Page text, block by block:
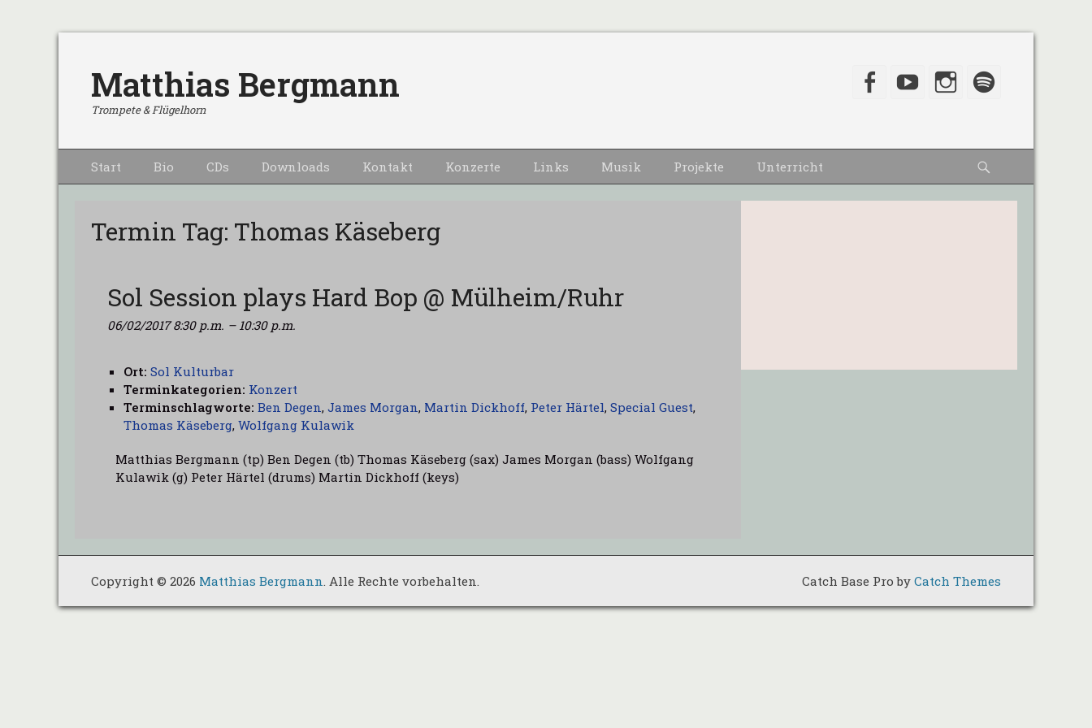
Matthias Bergmann
Trompete & Flügelhorn
Facebook
YouTubeInstagram
Primärmenu
zum
Start Bio CDs Downloads Kontakt Konzerte Links Musik Projekte Unterricht
Termin Tag: Thomas Käseberg
Sol Session plays Hard Bop @ Mülheim/Ruhr
06/02/2017 8:30 p.m. – 10:30 p.m.
Ort: Sol Kulturbar
Terminkategorien: Konzert
Terminschlagworte: Ben Degen, James Morgan, Martin Dickhoff, Peter Härtel, Special Guest,
Thomas Käseberg, Wolfgang Kulawik
Matthias Bergmann (tp) Ben Degen (tb) Thomas Käseberg (sax) James Morgan (bass) Wolfgang
Kulawik (g) Peter Härtel (drums) Martin Dickhoff (keys)
Copyright © 2026 Matthias Bergmann. Alle Rechte vorbehalten. Catch Base Pro by Catch Themes